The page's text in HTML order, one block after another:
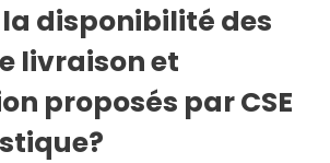
la disponibilité des
livraison et
proposés par CSE